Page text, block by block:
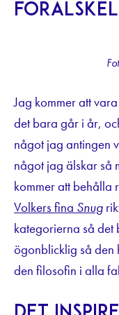
Jag kommer att
det bara går i år,
något jag antingen
något jag älskar så
kommer att behålla
Volkers fina Snug
kategorierna så det
ögonblicklig så den
den filosofin i alla